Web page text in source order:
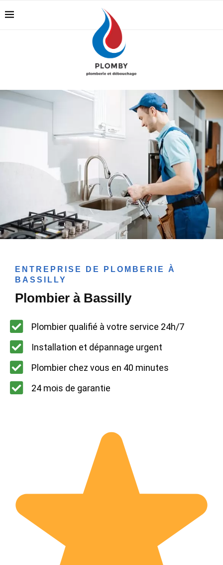
ENTREPRISE DE PLOMBERIE À
BASSILLY
Plombier à Bassilly
Plombier qualifié à votre service 24h/7
Installation et dépannage urgent
Plombier chez vous en 40 minutes
24 mois de garantie